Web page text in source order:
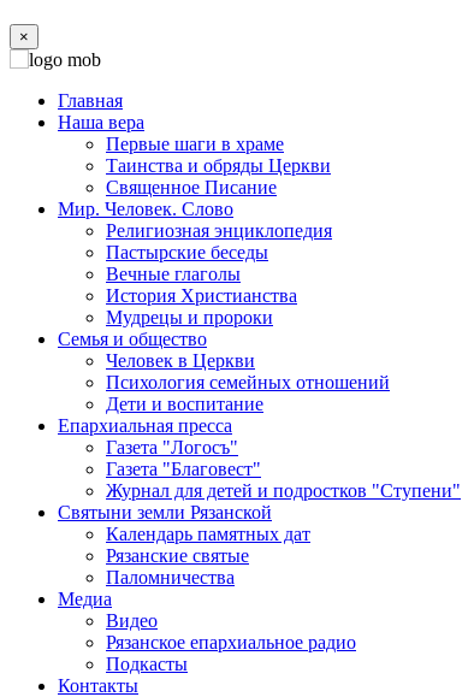
×
Главная
Наша вера
Первые шаги в храме
Таинства и обряды Церкви
Священное Писание
Мир. Человек. Слово
Религиозная энциклопедия
Пастырские беседы
Вечные глаголы
История Христианства
Мудрецы и пророки
Семья и общество
Человек в Церкви
Психология семейных отношений
Дети и воспитание
Епархиальная пресса
Газета "Логосъ"
Газета "Благовест"
Журнал для детей и подростков "Ступени"
Святыни земли Рязанской
Календарь памятных дат
Рязанские святые
Паломничества
Медиа
Видео
Рязанское епархиальное радио
Подкасты
Контакты